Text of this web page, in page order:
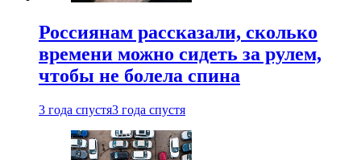
Россиянам рассказали, сколько
времени можно сидеть за рулем,
чтобы не болела спина
3 года спустя3 года спустя